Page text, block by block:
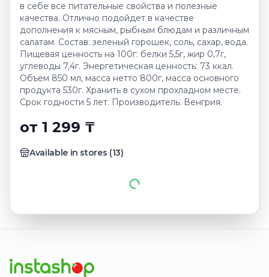
в себе все питательные свойства и полезные
качества. Отлично подойдет в качестве
дополнения к мясным, рыбным блюдам и различным
салатам. Состав: зеленый горошек, соль, сахар, вода.
Пищевая ценность на 100г: белки 5,5г, жир 0,7г,
углеводы 7,4г. Энергетическая ценность: 73 ккал.
Объем 850 мл, масса нетто 800г, масса основного
продукта 530г. Хранить в сухом прохладном месте.
Срок годности 5 лет. Производитель: Венгрия.
от 1 299 ₸
Available in stores (13)